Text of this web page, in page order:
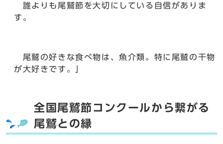
誰よりも尾鷲節を大切にしている自信がありま
す。
尾鷲の好きな食べ物は、魚介類。特に尾鷲の干物
が大好きです。」
全国尾鷲節コンクールから繋がる
尾鷲との縁